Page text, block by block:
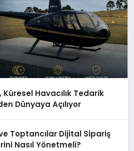
Havacılık Tedarik
Dünyaya Açılıyor
Toptancılar Dijital Sipariş
Nasıl Yönetmeli?